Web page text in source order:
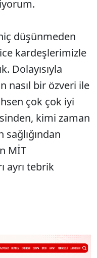
düşünmeden
kardeşlerimizle
Dolayısıyla
nasıl bir özveri ile
çok çok iyi
kimi zaman
MİT
ayrı tebrik